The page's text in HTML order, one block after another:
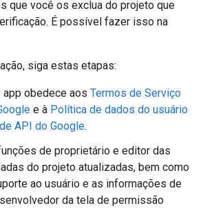
que você os exclua do projeto que
É possível fazer isso na
siga estas etapas:
obedece aos Termos de Serviço
e à Política de dados do usuário
API do Google.
de proprietário e editor das
do projeto atualizadas, bem como
ao usuário e as informações de
da tela de permissão